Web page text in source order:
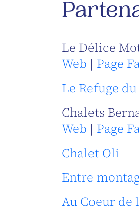
Le Délice
Web | Page
Le Refuge
Chalets
Web | Page
Chalet Oli
Entre
Au Coeur de